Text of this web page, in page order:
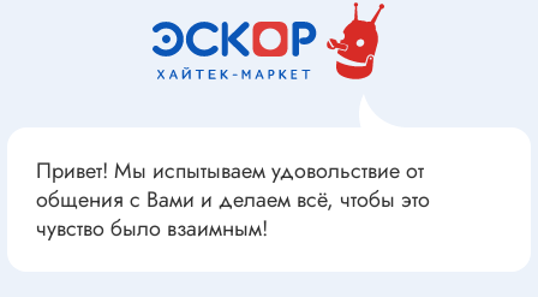
Привет! Мы испытываем удовольствие от
общения с Вами и делаем всё, чтобы это
чувство было взаимным!